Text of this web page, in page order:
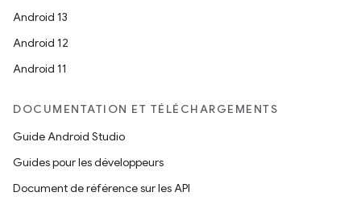
Android 13
Android 12
Android 11
DOCUMENTATION ET TÉLÉCHARGEMENTS
Guide Android Studio
Guides pour les développeurs
Document de référence sur les API